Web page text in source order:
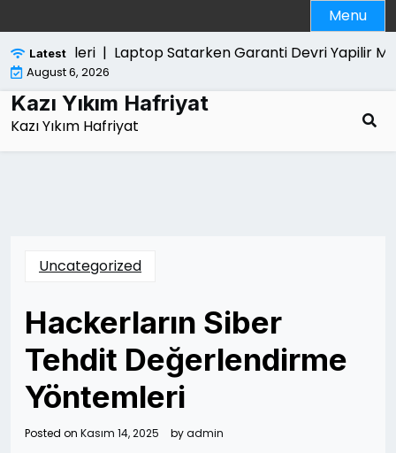
to
content
Menu
Latest
Ozellikleri |Laptop Satarken Garanti Devri Yapilir Mi
August 6, 2026
Kazı Yıkım Hafriyat
Kazı Yıkım Hafriyat
Uncategorized
Hackerların Siber
Tehdit Değerlendirme
Yöntemleri
Posted on Kasım 14, 2025 byadmin